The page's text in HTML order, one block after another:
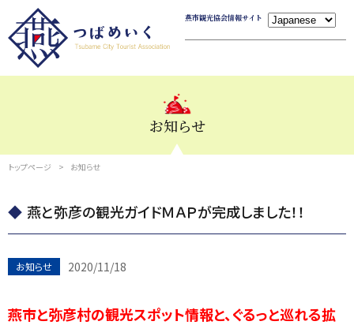
燕市観光協会情報サイト
お知らせ
トップページ お知らせ
燕と弥彦の観光ガイドＭＡＰが完成しました！！
お知らせ 2020/11/18
燕市と弥彦村の観光スポット情報と、ぐるっと巡れる拡